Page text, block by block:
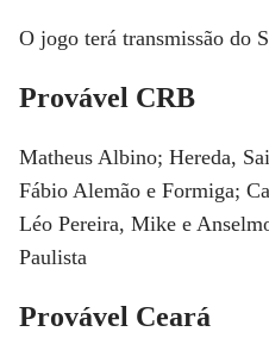
O jogo terá transmissão do
Provável CRB
Matheus Albino; Hereda,
Fábio Alemão e Formiga;
Léo Pereira, Mike e
Paulista
Provável Ceará